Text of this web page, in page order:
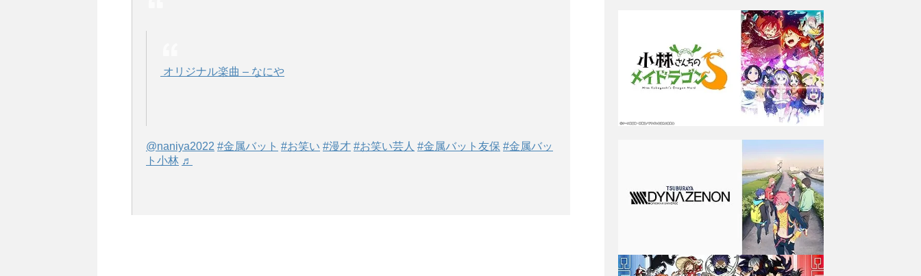
オリジナル楽曲 – なにや
@naniya2022 #金属バット #お笑い #漫才 #お笑い芸人 #金属バット友保 #金属バッ
ト小林 ♬